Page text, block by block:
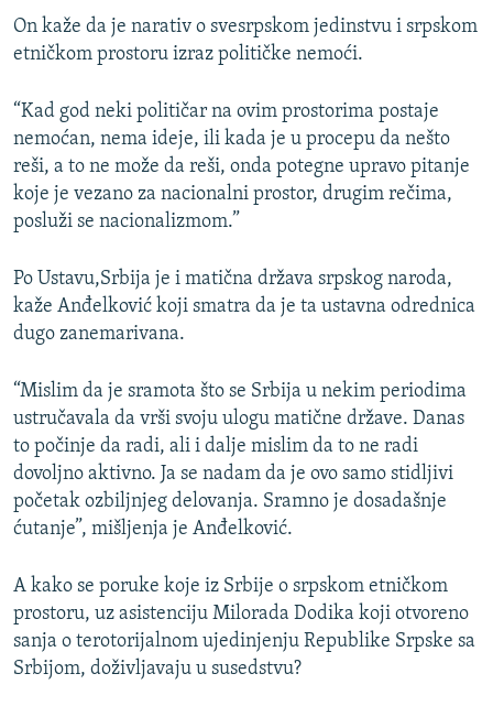
On kaže da je narativ o svesrpskom jedinstvu i srpskom
etničkom prostoru izraz političke nemoći.
“Kad god neki političar na ovim prostorima postaje
nemoćan, nema ideje, ili kada je u procepu da nešto
reši, a to ne može da reši, onda potegne upravo pitanje
koje je vezano za nacionalni prostor, drugim rečima,
posluži se nacionalizmom.”
Po Ustavu,Srbija je i matična država srpskog naroda,
kaže Anđelković koji smatra da je ta ustavna odrednica
dugo zanemarivana.
“Mislim da je sramota što se Srbija u nekim periodima
ustručavala da vrši svoju ulogu matične države. Danas
to počinje da radi, ali i dalje mislim da to ne radi
dovoljno aktivno. Ja se nadam da je ovo samo stidljivi
početak ozbiljnjeg delovanja. Sramno je dosadašnje
ćutanje”, mišljenja je Anđelković.
A kako se poruke koje iz Srbije o srpskom etničkom
prostoru, uz asistenciju Milorada Dodika koji otvoreno
sanja o terotorijalnom ujedinjenju Republike Srpske sa
Srbijom, doživljavaju u susedstvu?